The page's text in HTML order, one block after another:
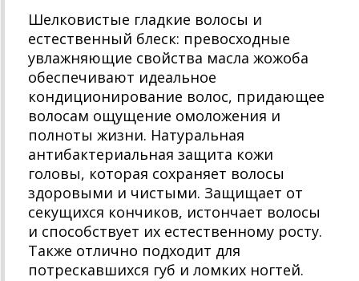
Шелковистые гладкие волосы и
естественный блеск: превосходные
увлажняющие свойства масла жожоба
обеспечивают идеальное
кондиционирование волос, придающее
волосам ощущение омоложения и
полноты жизни. Натуральная
антибактериальная защита кожи
головы, которая сохраняет волосы
здоровыми и чистыми. Защищает от
секущихся кончиков, истончает волосы
и способствует их естественному росту.
Также отлично подходит для
потрескавшихся губ и ломких ногтей.